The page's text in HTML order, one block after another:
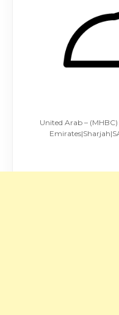
مركز ميرسيسايد للاستشارات التجارية (MHBC) – United Arab